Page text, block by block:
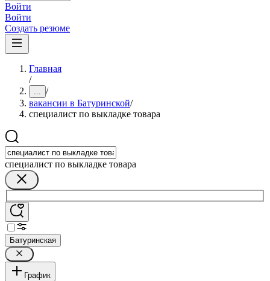
Войти
Войти
Создать резюме
Главная
/
... /
вакансии в Батуринской/
специалист по выкладке товара
специалист по выкладке товара
Батуринская
График